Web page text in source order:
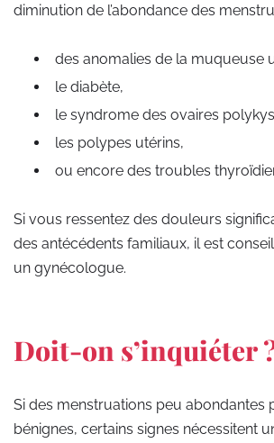
diminution de l’abondance des
des anomalies de la muqueuse
le diabète,
le syndrome des ovaires
les polypes utérins,
ou encore des troubles
Si vous ressentez des douleurs
des antécédents familiaux, il est
un gynécologue.
Doit-on s’inquiéter
Si des menstruations peu abondantes
bénignes, certains signes nécessitent